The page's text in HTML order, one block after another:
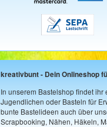
kreativbunt - Dein Onlineshop
In unserem Bastelshop findet
Jugendlichen oder Basteln für
bunte Bastelideen auch über
Scrapbooking, Nähen, Häkeln,